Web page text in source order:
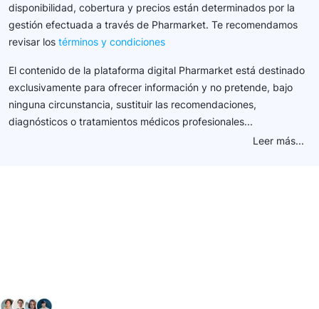
disponibilidad, cobertura y precios están determinados por la
gestión efectuada a través de Pharmarket. Te recomendamos
revisar los términos y condiciones
El contenido de la plataforma digital Pharmarket está destinado
exclusivamente para ofrecer información y no pretende, bajo
ninguna circunstancia, sustituir las recomendaciones,
diagnósticos o tratamientos médicos profesionales...
Leer más...